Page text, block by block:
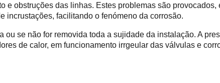
obstruções das linhas. Estes problemas são provocados,
incrustações, facilitando o fenómeno da corrosão.
se não for removida toda a sujidade da instalação. A
de calor, em funcionamento irrgeular das válvulas e